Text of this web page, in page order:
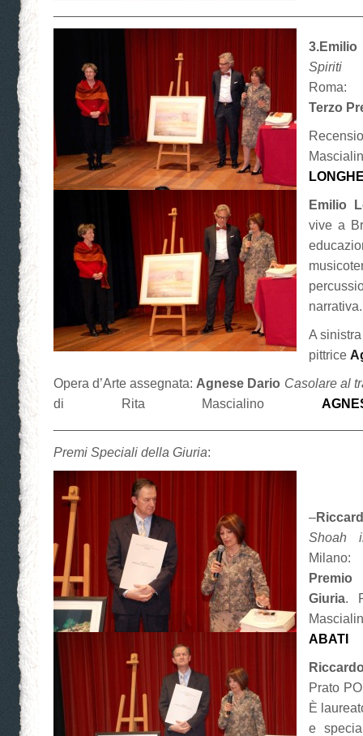
Spiriti
Roma:
Terzo
Emilio
vive a
narrativa.
A
pittrice
Opera d’Arte assegnata: Agnese Dario Casolare al
di Rita Mascialino
Premi Speciali della Giuria:
–
Shoah
Giuria.
ABATI
Prato
È
e